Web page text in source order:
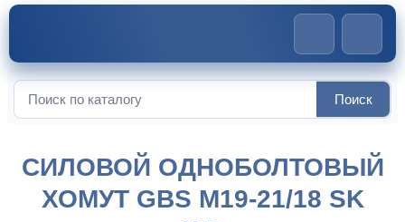
Искать:
Поиск
GBS M19-21/18 Sk W2
СИЛОВОЙ ОДНОБОЛТОВЫЙ
ХОМУТ GBS M19-21/18 SK